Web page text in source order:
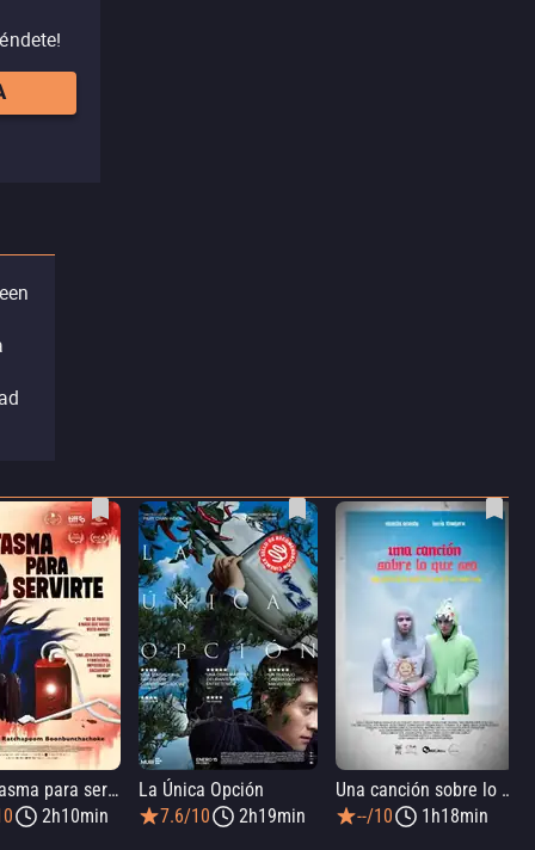
Un fantasma para servirte
2h10min
La Única Opción
7.6/10
2h19min
Una canción sobre lo que sea
--/10
1h18min